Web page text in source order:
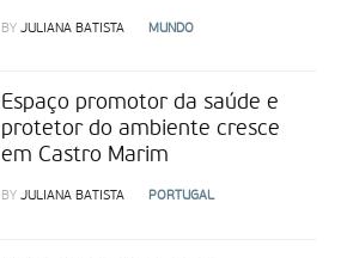
BYJULIANA BATISTA MUNDO
Espaço promotor da saúde e
protetor do ambiente cresce
em Castro Marim
BYJULIANA BATISTA PORTUGAL